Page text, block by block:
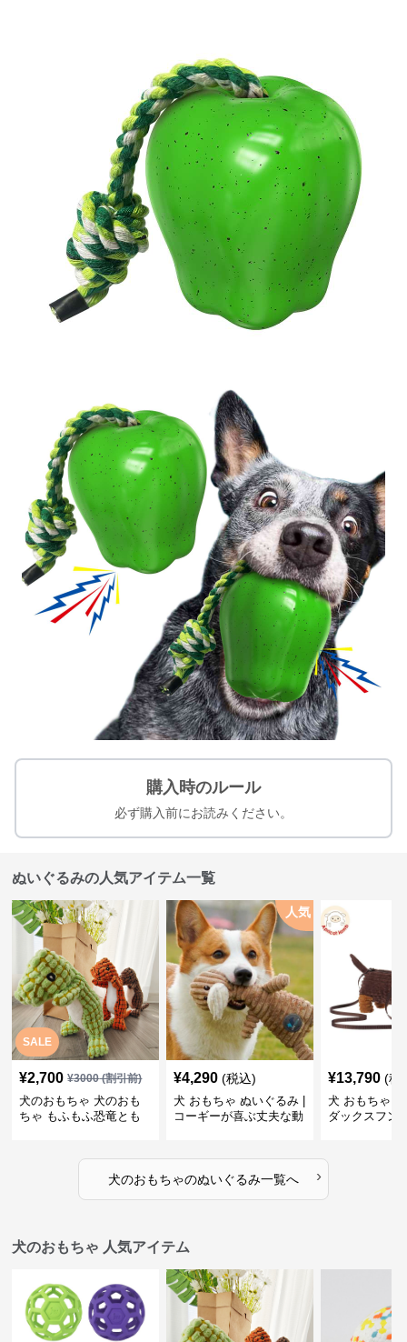
購入時のルール
必ず購入前にお読みください。
ぬいぐるみの人気アイテム一覧
SALE
¥2,700 ¥3000(割引前)
犬のおもちゃ 犬のおも
ちゃ もふもふ恐竜とも
人気
¥4,290 (税込)
犬 おもちゃ ぬいぐるみ |
コーギーが喜ぶ丈夫な動
¥13,790 (税
犬 おもちゃ
ダックスフン
犬のおもちゃのぬいぐるみ一覧へ ›
犬のおもちゃ 人気アイテム